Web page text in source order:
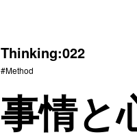
Thinking:022
#Method
事情と